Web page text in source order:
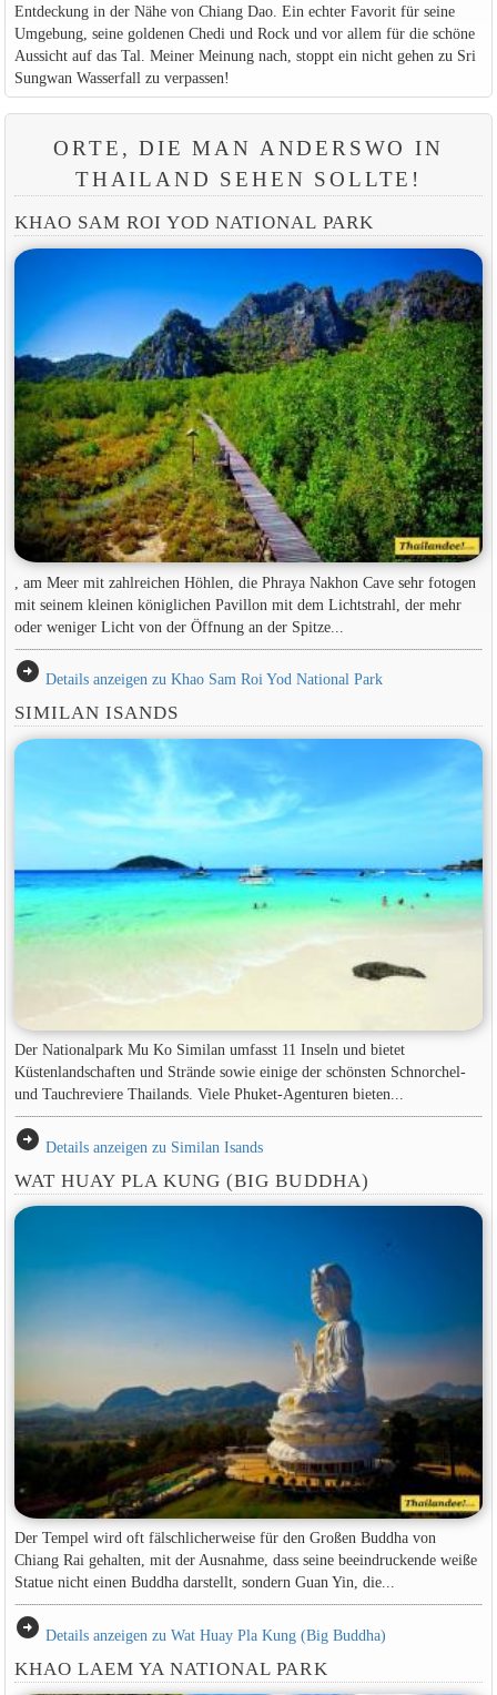
Entdeckung in der Nähe von Chiang Dao. Ein echter Favorit für seine
Umgebung, seine goldenen Chedi und Rock und vor allem für die schöne
Aussicht auf das Tal. Meiner Meinung nach, stoppt ein nicht gehen zu Sri
Sungwan Wasserfall zu verpassen!
ORTE, DIE MAN ANDERSWO IN
THAILAND SEHEN SOLLTE!
KHAO SAM ROI YOD NATIONAL PARK
, am Meer mit zahlreichen Höhlen, die Phraya Nakhon Cave sehr fotogen
mit seinem kleinen königlichen Pavillon mit dem Lichtstrahl, der mehr
oder weniger Licht von der Öffnung an der Spitze...
arrow_circle_right Details anzeigen zu Khao Sam Roi Yod National Park
SIMILAN ISANDS
Der Nationalpark Mu Ko Similan umfasst 11 Inseln und bietet
Küstenlandschaften und Strände sowie einige der schönsten Schnorchel-
und Tauchreviere Thailands. Viele Phuket-Agenturen bieten...
arrow_circle_right Details anzeigen zu Similan Isands
WAT HUAY PLA KUNG (BIG BUDDHA)
Der Tempel wird oft fälschlicherweise für den Großen Buddha von
Chiang Rai gehalten, mit der Ausnahme, dass seine beeindruckende weiße
Statue nicht einen Buddha darstellt, sondern Guan Yin, die...
arrow_circle_right Details anzeigen zu Wat Huay Pla Kung (Big Buddha)
KHAO LAEM YA NATIONAL PARK